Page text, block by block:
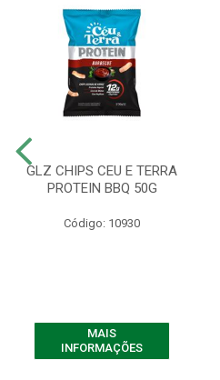
GLZ CHIPS CEU E TERRA
PROTEIN BBQ 50G
Código: 10930
MAIS
INFORMAÇÕES